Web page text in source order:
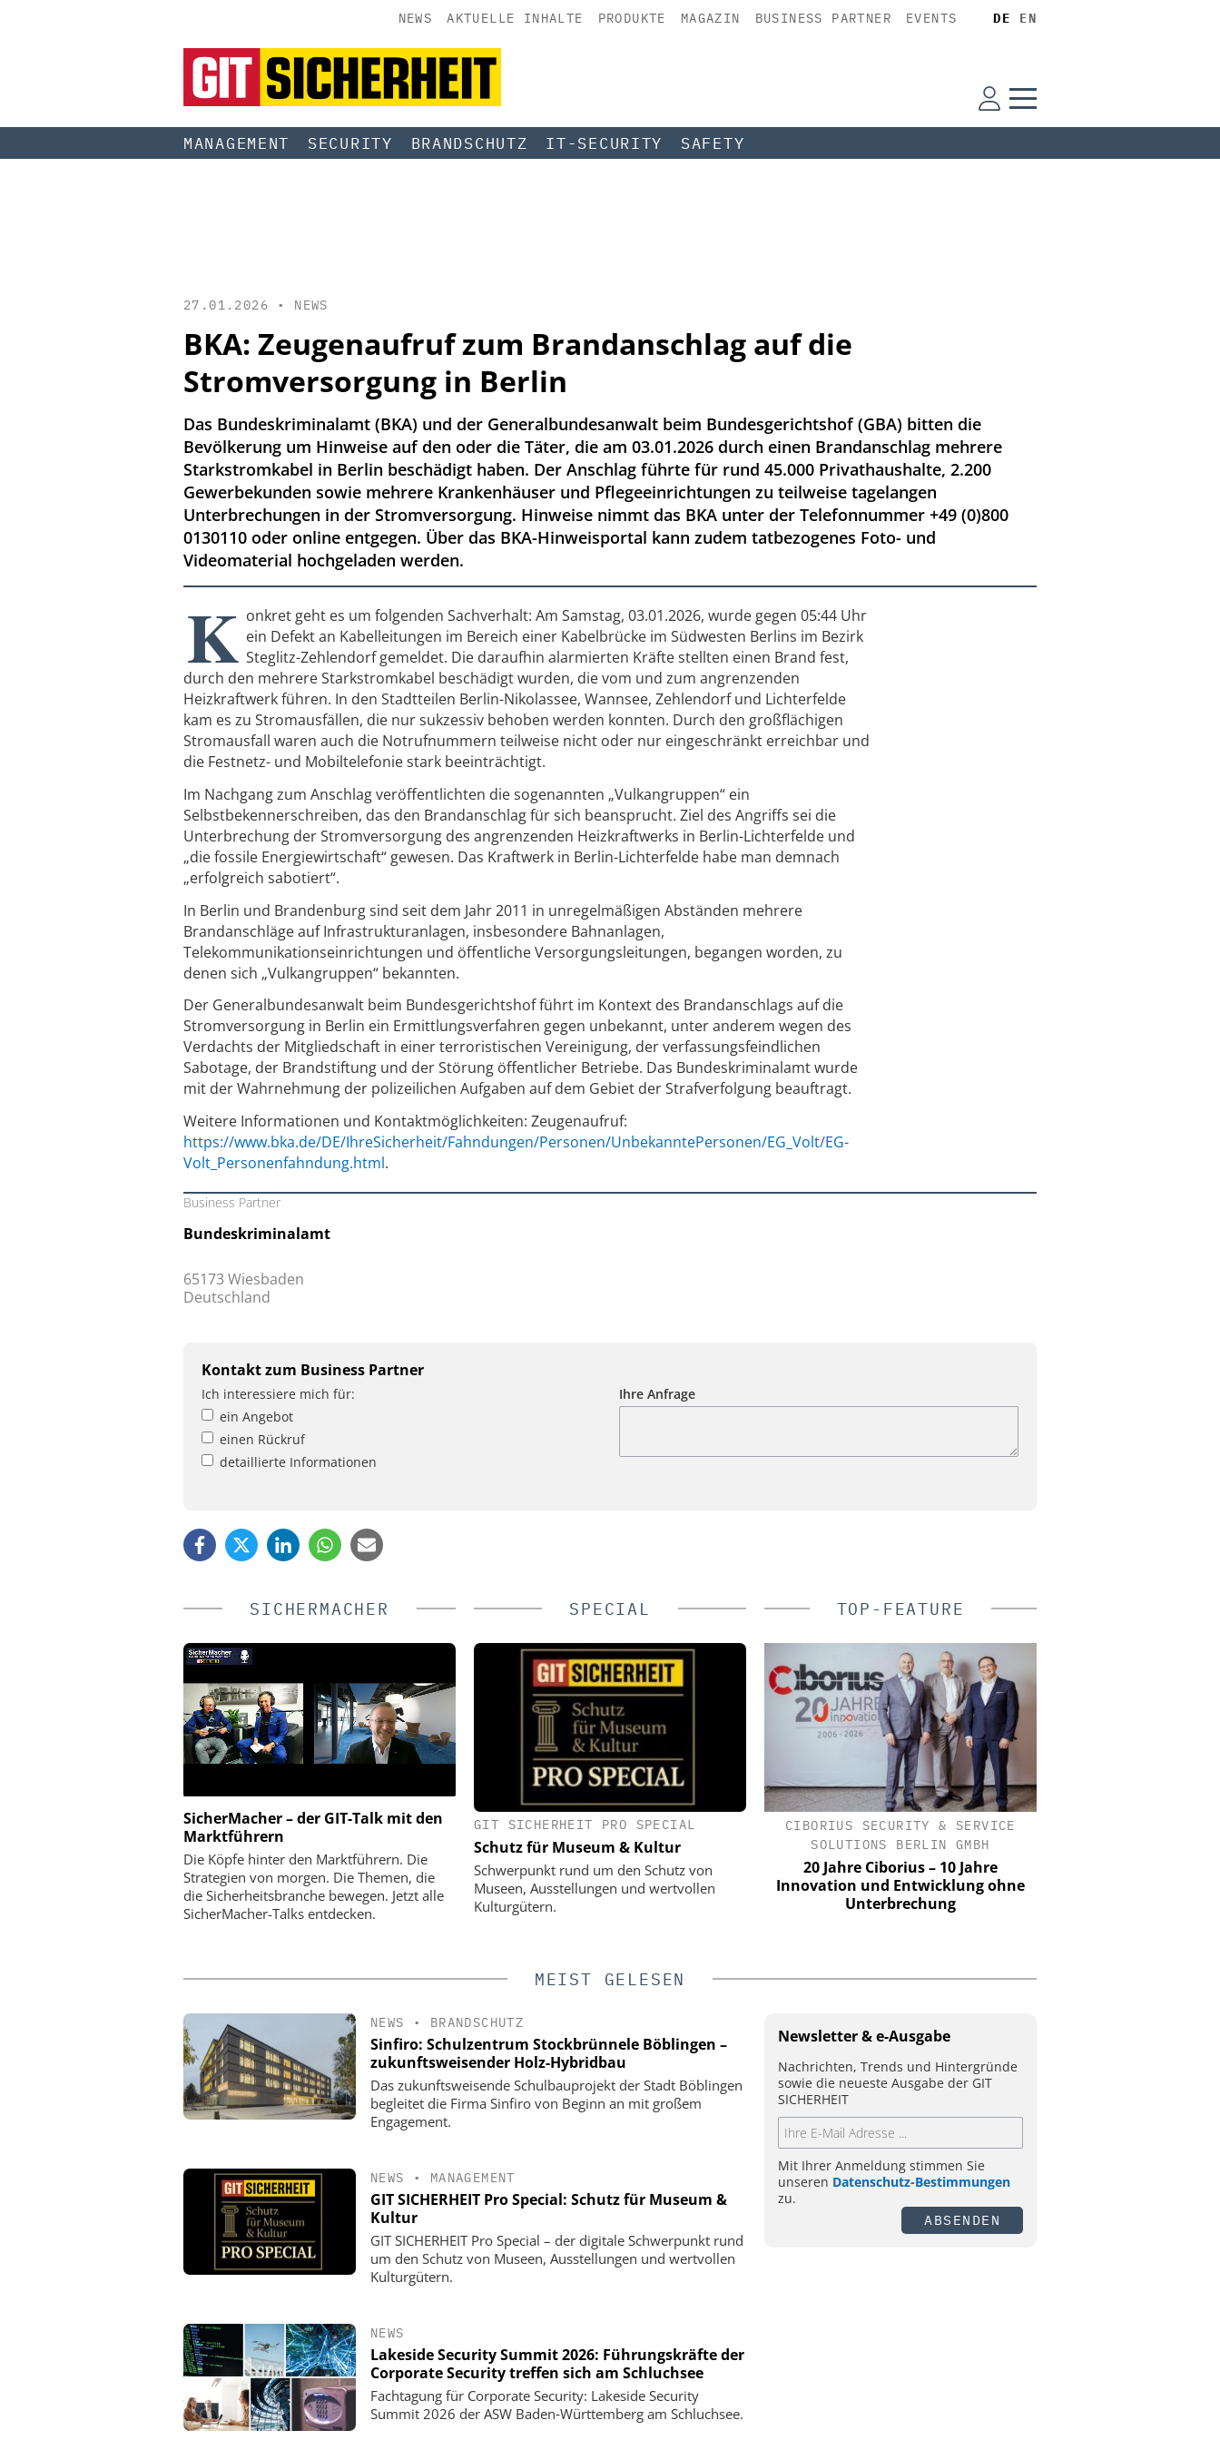
NEWS AKTUELLE INHALTE PRODUKTE MAGAZIN BUSINESS PARTNER EVENTS DE EN
MANAGEMENT SECURITY BRANDSCHUTZ IT-SECURITY SAFETY
27.01.2026 • NEWS
BKA: Zeugenaufruf zum Brandanschlag auf die
Stromversorgung in Berlin
Das Bundeskriminalamt (BKA) und der Generalbundesanwalt beim Bundesgerichtshof (GBA) bitten die
Bevölkerung um Hinweise auf den oder die Täter, die am 03.01.2026 durch einen Brandanschlag mehrere
Starkstromkabel in Berlin beschädigt haben. Der Anschlag führte für rund 45.000 Privathaushalte, 2.200
Gewerbekunden sowie mehrere Krankenhäuser und Pflegeeinrichtungen zu teilweise tagelangen
Unterbrechungen in der Stromversorgung. Hinweise nimmt das BKA unter der Telefonnummer +49 (0)800
0130110 oder online entgegen. Über das BKA-Hinweisportal kann zudem tatbezogenes Foto- und
Videomaterial hochgeladen werden.
K onkret geht es um folgenden Sachverhalt: Am Samstag, 03.01.2026, wurde gegen 05:44 Uhr
ein Defekt an Kabelleitungen im Bereich einer Kabelbrücke im Südwesten Berlins im Bezirk
Steglitz-Zehlendorf gemeldet. Die daraufhin alarmierten Kräfte stellten einen Brand fest,
durch den mehrere Starkstromkabel beschädigt wurden, die vom und zum angrenzenden
Heizkraftwerk führen. In den Stadtteilen Berlin-Nikolassee, Wannsee, Zehlendorf und Lichterfelde
kam es zu Stromausfällen, die nur sukzessiv behoben werden konnten. Durch den großflächigen
Stromausfall waren auch die Notrufnummern teilweise nicht oder nur eingeschränkt erreichbar und
die Festnetz- und Mobiltelefonie stark beeinträchtigt.
Im Nachgang zum Anschlag veröffentlichten die sogenannten „Vulkangruppen“ ein
Selbstbekennerschreiben, das den Brandanschlag für sich beansprucht. Ziel des Angriffs sei die
Unterbrechung der Stromversorgung des angrenzenden Heizkraftwerks in Berlin-Lichterfelde und
„die fossile Energiewirtschaft“ gewesen. Das Kraftwerk in Berlin-Lichterfelde habe man demnach
„erfolgreich sabotiert“.
In Berlin und Brandenburg sind seit dem Jahr 2011 in unregelmäßigen Abständen mehrere
Brandanschläge auf Infrastrukturanlagen, insbesondere Bahnanlagen,
Telekommunikationseinrichtungen und öffentliche Versorgungsleitungen, begangen worden, zu
denen sich „Vulkangruppen“ bekannten.
Der Generalbundesanwalt beim Bundesgerichtshof führt im Kontext des Brandanschlags auf die
Stromversorgung in Berlin ein Ermittlungsverfahren gegen unbekannt, unter anderem wegen des
Verdachts der Mitgliedschaft in einer terroristischen Vereinigung, der verfassungsfeindlichen
Sabotage, der Brandstiftung und der Störung öffentlicher Betriebe. Das Bundeskriminalamt wurde
mit der Wahrnehmung der polizeilichen Aufgaben auf dem Gebiet der Strafverfolgung beauftragt.
Weitere Informationen und Kontaktmöglichkeiten: Zeugenaufruf:
https://www.bka.de/DE/IhreSicherheit/Fahndungen/Personen/UnbekanntePersonen/EG_Volt/EG-
Volt_Personenfahndung.html.
Business Partner
Bundeskriminalamt
65173 Wiesbaden
Deutschland
Kontakt zum Business Partner
Ich interessiere mich für:
ein Angebot
einen Rückruf
detaillierte Informationen
Ihre Anfrage
SICHERMACHER
SicherMacher – der GIT-Talk mit den
Marktführern
Die Köpfe hinter den Marktführern. Die
Strategien von morgen. Die Themen, die
die Sicherheitsbranche bewegen. Jetzt alle
SicherMacher-Talks entdecken.
SPECIAL
GIT SICHERHEIT PRO SPECIAL
Schutz für Museum & Kultur
Schwerpunkt rund um den Schutz von
Museen, Ausstellungen und wertvollen
Kulturgütern.
TOP-FEATURE
TPS SICHERHEITSTECHNIK
im Praxistest:
urbane Testgelände von
TPS reale Angriffsszenarien
EUCHNER GMBH + CO. KG
Euchner mit IO-Link-Safety-Lösungen
auf der Hannover Messe: Die letzten
20 Meter im Fokus
KLÜH SERVICE MANAGEMENT GMBH
Interview mit Klüh Security-
Geschäftsführer Sven Horstmann
über integrierte
Alarmempfangsstelle (AES) und
Notruf- und Serviceleitstelle (NSL)
CIBORIUS SECURITY & SERVICE
SOLUTIONS BERLIN GMBH
20 Jahre Ciborius – 10 Jahre
Innovation und Entwicklung ohne
Unterbrechung
MEIST GELESEN
NEWS • BRANDSCHUTZ
Sinfiro: Schulzentrum Stockbrünnele Böblingen –
zukunftsweisender Holz-Hybridbau
Das zukunftsweisende Schulbauprojekt der Stadt Böblingen
begleitet die Firma Sinfiro von Beginn an mit großem
Engagement.
NEWS • MANAGEMENT
GIT SICHERHEIT Pro Special: Schutz für Museum &
Kultur
GIT SICHERHEIT Pro Special – der digitale Schwerpunkt rund
um den Schutz von Museen, Ausstellungen und wertvollen
Kulturgütern.
NEWS
Lakeside Security Summit 2026: Führungskräfte der
Corporate Security treffen sich am Schluchsee
Fachtagung für Corporate Security: Lakeside Security
Summit 2026 der ASW Baden‑Württemberg am Schluchsee.
Newsletter & e-Ausgabe
Nachrichten, Trends und Hintergründe
sowie die neueste Ausgabe der GIT
SICHERHEIT
Mit Ihrer Anmeldung stimmen Sie
unseren Datenschutz-Bestimmungen
zu.
ABSENDEN